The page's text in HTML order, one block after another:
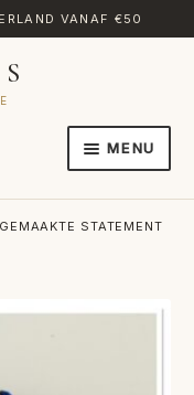
VANAF €50
MENU
STATEMENT